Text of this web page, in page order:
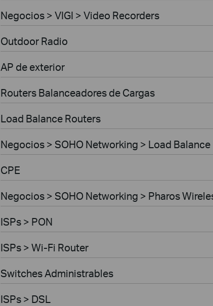
Negocios > VIGI > Video Recorders
Outdoor Radio
AP de exterior
Routers Balanceadores de Cargas
Load Balance Routers
Negocios > SOHO Networking > Load
CPE
Negocios > SOHO Networking > Pharos
ISPs > PON
ISPs > Wi-Fi Router
Switches Administrables
ISPs > DSL